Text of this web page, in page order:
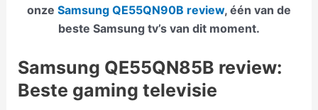
onze Samsung QE55QN90B review, één van de
beste Samsung tv’s van dit moment.
Samsung QE55QN85B review:
Beste gaming televisie